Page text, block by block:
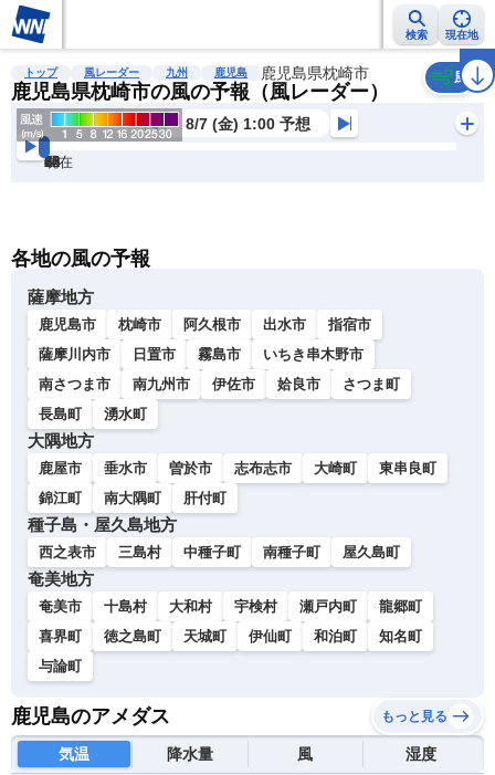
検索 現在地
雨雲レーダー 台風情報 地震情報 警報・注意報 2週間天気 ラ
トップ 風レーダー 九州 鹿児島 鹿児島県枕崎市
鹿児島県枕崎市の風の予報（風レーダー）
風
8/7 (金) 1:00 予想
現在
6h
12
24
36
48
60
72
各地の風の予報
薩摩地方
鹿児島市 枕崎市 阿久根市 出水市
指宿市
薩摩川内市
日置市 霧島市
いちき串木野市
南さつま市
南九州市 伊佐市 姶良市
さつま町
長島町
湧水町
大隅地方
鹿屋市 垂水市 曽於市 志布志市 大崎町
東串良町
錦江町
南大隅町 肝付町
種子島・屋久島地方
西之表市 三島村 中種子町 南種子町 屋久島町
奄美地方
奄美市 十島村 大和村 宇検村 瀬戸内町
龍郷町
喜界町
徳之島町 天城町 伊仙町 和泊町
知名町
与論町
鹿児島のアメダス もっと見る
気温 降水量 風 湿度